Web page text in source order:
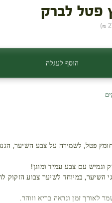
פטל לברק
)
הוסף לעגלה
פטל, לשמירה על צבע השיער,
וגמיש עם צבע עמיד ומוגן!
השיער, במיוחד לשיער צבוע הזקוק
לאורך זמן ונראה בריא וזוהר.